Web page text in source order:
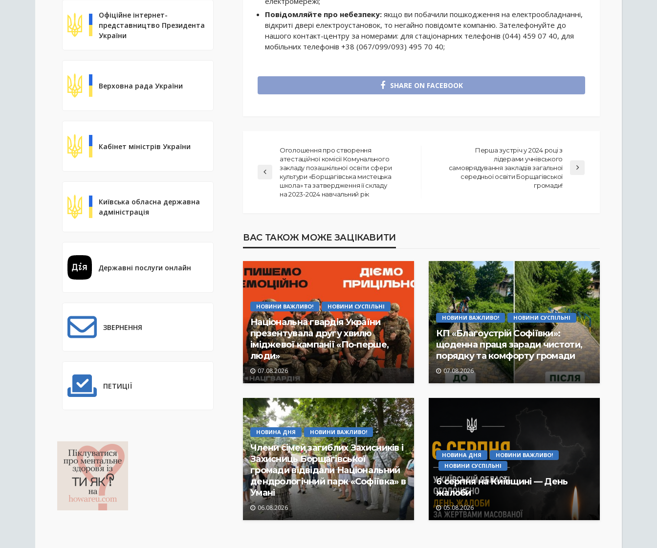
Повідомляйте про небезпеку: якщо ви побачили пошкодження на електрообладнанні,
відкриті двері електроустановок, то негайно повідомте компанію. Зателефонуйте до
нашого контакт-центру за номерами: для стаціонарних телефонів (044) 459 07 40, для
мобільних телефонів +38 (067/099/093) 495 70 40;
SHARE ON FACEBOOK
Оголошення про створення
атестаційної комісії Комунального
закладу позашкільної освіти сфери
культури «Борщагівська мистецька
школа» та затвердження її складу
на 2023-2024 навчальний рік
Перша зустріч у 2024 році з
лідерами учнівського
самоврядування закладів загальної
середньої освіти Борщагівської
громади!
ВАС ТАКОЖ МОЖЕ ЗАЦІКАВИТИ
НОВИНИ ВАЖЛИВО! НОВИНИ СУСПІЛЬНІ
Національна гвардія України
презентувала другу хвилю
іміджевої кампанії «По-перше,
люди»
07.08.2026
НОВИНИ ВАЖЛИВО! НОВИНИ СУСПІЛЬНІ
КП «Благоустрій Софіївки»:
щоденна праця заради чистоти,
порядку та комфорту громади
07.08.2026
НОВИНА ДНЯ НОВИНИ ВАЖЛИВО!
Члени сімей загиблих Захисників і
Захисниць Борщагівської
громади відвідали Національний
дендрологічний парк «Софіївка» в
Умані
06.08.2026
НОВИНА ДНЯ
НОВИНИ ВАЖЛИВО!
НОВИНИ СУСПІЛЬНІ
6 серпня на Київщині — День
жалоби
05.08.2026
Офіційне інтернет-
представництво Президента
України
Верховна рада України
Кабінет міністрів України
Київська обласна державна
адміністрація
Державні послуги онлайн
ЗВЕРНЕННЯ
ПЕТИЦІЇ